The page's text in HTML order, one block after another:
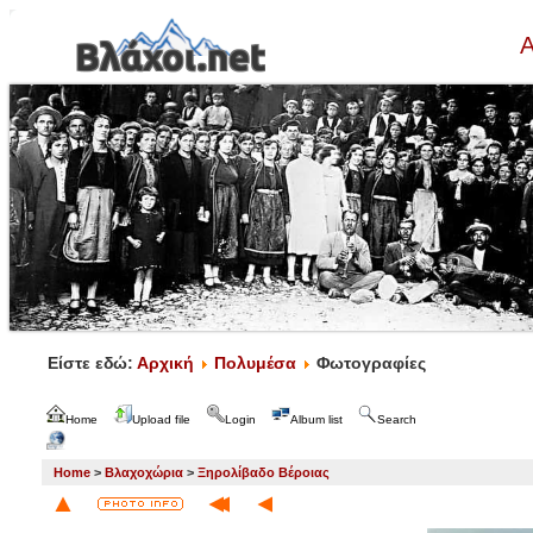
Είστε εδώ: Αρχική Πολυμέσα Φωτογραφίες
Home Upload file Login Album list Search
Home > Βλαχοχώρια > Ξηρολίβαδο Βέροιας